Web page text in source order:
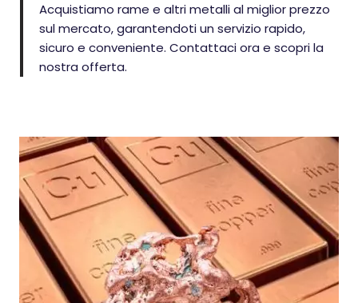
Acquistiamo rame e altri metalli al miglior prezzo
sul mercato, garantendoti un servizio rapido,
sicuro e conveniente. Contattaci ora e scopri la
nostra offerta.